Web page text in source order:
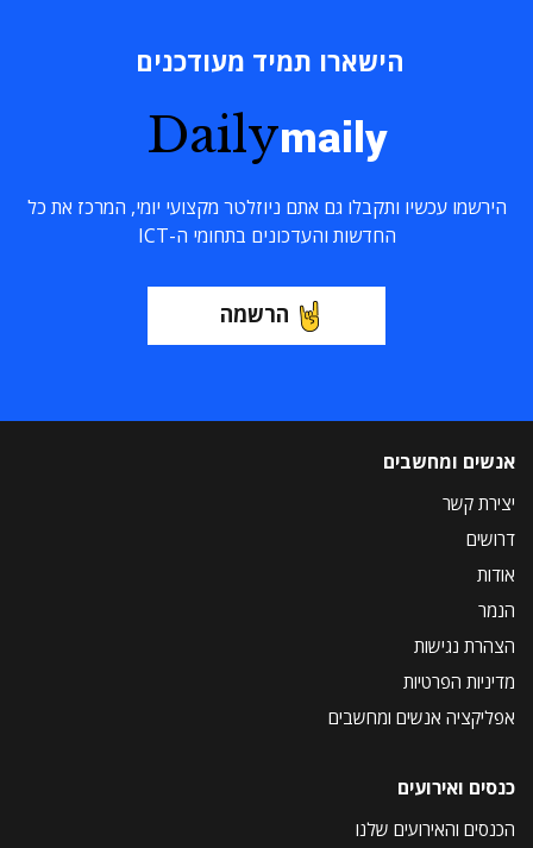
הישארו תמיד מעודכנים
Dailymaily
הירשמו עכשיו ותקבלו גם אתם ניוזלטר מקצועי יומי, המרכז את כל
החדשות והעדכונים בתחומי ה-ICT
הרשמה
אנשים ומחשבים
יצירת קשר
דרושים
אודות
הנמר
הצהרת נגישות
מדיניות הפרטיות
אפליקציה אנשים ומחשבים
כנסים ואירועים
הכנסים והאירועים שלנו